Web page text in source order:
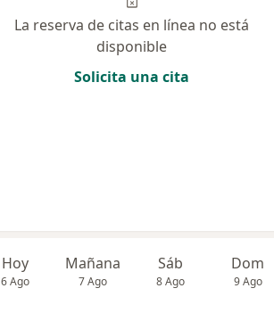
La reserva de citas en línea no está
disponible
Solicita una cita
Hoy
6 Ago
Mañana
7 Ago
Sáb
8 Ago
Dom
9 Ago